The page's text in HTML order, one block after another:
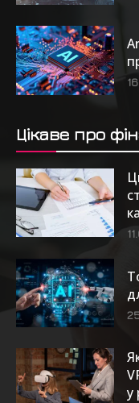
Цікаве про
у